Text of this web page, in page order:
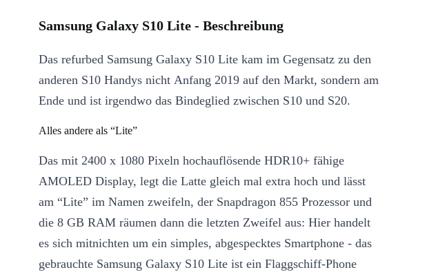
Samsung Galaxy S10 Lite - Beschreibung
Das refurbed Samsung Galaxy S10 Lite kam im Gegensatz zu den
anderen S10 Handys nicht Anfang 2019 auf den Markt, sondern am
Ende und ist irgendwo das Bindeglied zwischen S10 und S20.
Alles andere als “Lite”
Das mit 2400 x 1080 Pixeln hochauflösende HDR10+ fähige
AMOLED Display, legt die Latte gleich mal extra hoch und lässt
am “Lite” im Namen zweifeln, der Snapdragon 855 Prozessor und
die 8 GB RAM räumen dann die letzten Zweifel aus: Hier handelt
es sich mitnichten um ein simples, abgespecktes Smartphone - das
gebrauchte Samsung Galaxy S10 Lite ist ein Flaggschiff-Phone